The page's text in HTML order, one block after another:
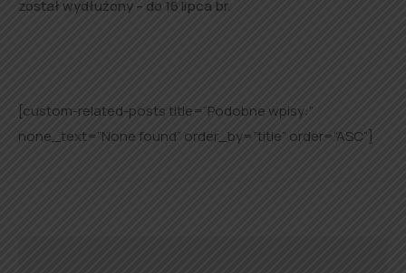
został wydłużony – do 16 lipca br.
[custom-related-posts title=”Podobne wpisy:”
none_text=”None found” order_by=”title” order=”ASC”]